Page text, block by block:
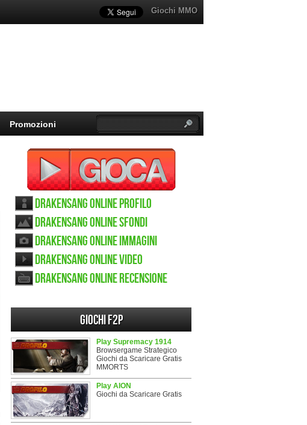
Giochi MMO
Promozioni
Drakensang Online Profilo
Drakensang Online sfondi
Drakensang Online immagini
Drakensang Online video
Drakensang Online recensione
Giochi F2P
Play Supremacy 1914
Browsergame Strategico
Giochi da Scaricare Gratis
MMORTS
Play AION
Giochi da Scaricare Gratis